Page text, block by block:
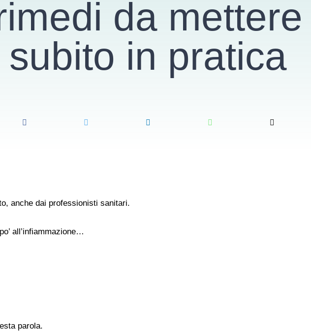
da mettere
subito in pratica
anche dai professionisti sanitari.
all’infiammazione…
parola.